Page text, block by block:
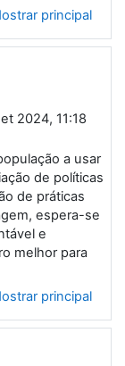
principal
2024, 11:18
a usar
de políticas
de práticas
espera-se
e
melhor para
principal